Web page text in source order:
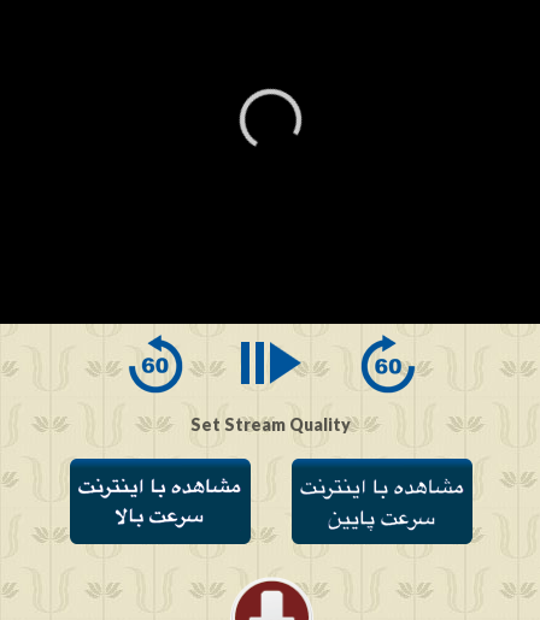
of
Set Stream Quality